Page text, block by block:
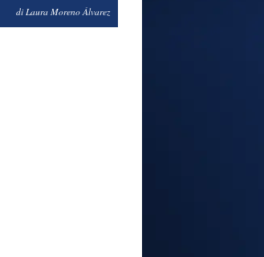
di Laura Moreno Álvarez